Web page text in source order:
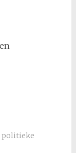
politieke